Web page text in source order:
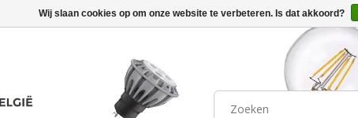
Wij slaan cookies op om onze website te verbeteren. Is dat akkoord?